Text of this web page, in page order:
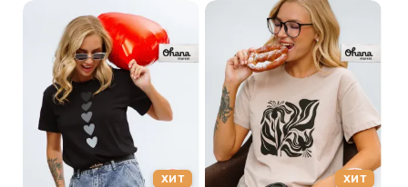
ХИТ
ХИТ